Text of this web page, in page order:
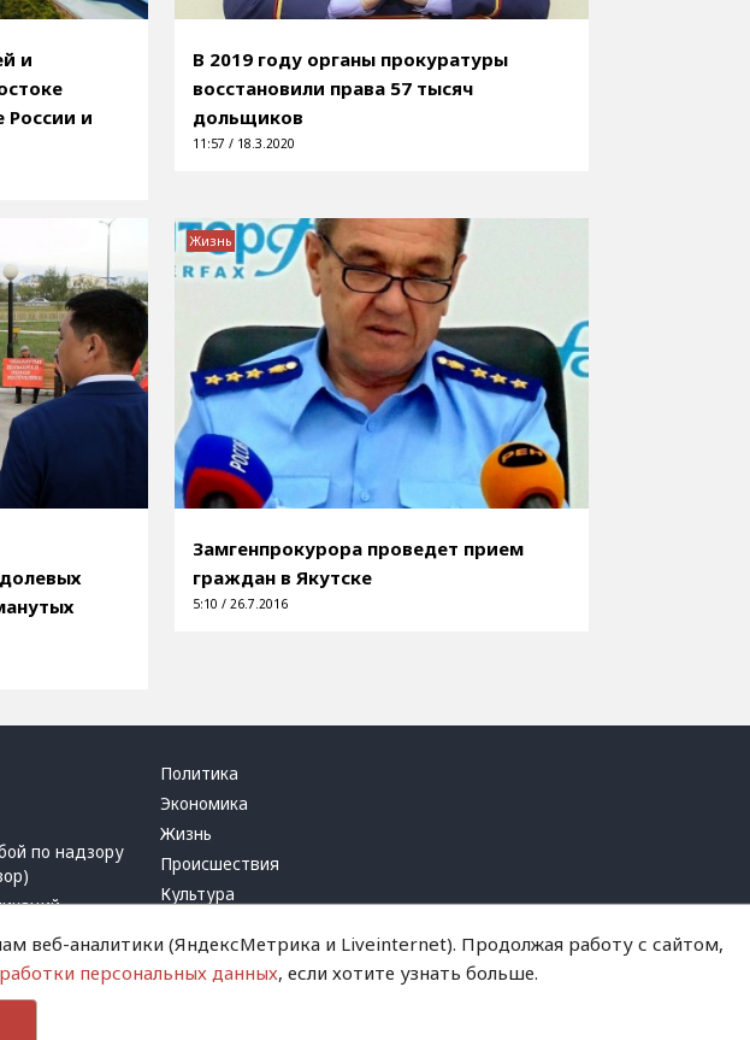
и
России и
В 2019 году органы прокуратуры
восстановили права 57 тысяч
дольщиков
11:57 / 18.3.2020
Замгенпрокурора проведет прием
граждан в Якутске
5:10 / 26.7.2016
Жизнь
по надзору
Политика
Экономика
Жизнь
Происшествия
Культура
Криминал
Успех
веб-аналитики (ЯндексМетрика и Liveinternet). Продолжая работу с сайтом,
персональных данных, если хотите узнать больше.